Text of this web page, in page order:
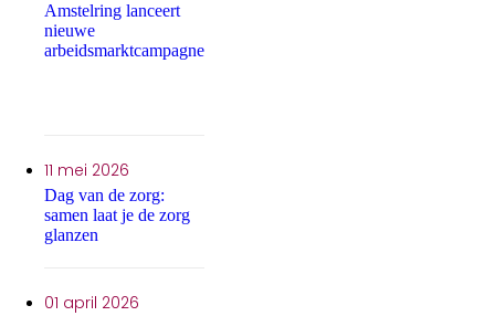
Amstelring lanceert
nieuwe
arbeidsmarktcampagne
Dag van de zorg:
samen laat je de zorg
glanzen
Publicatiedatum:
11 mei 2026
Publicatiedatum:
01 april 2026